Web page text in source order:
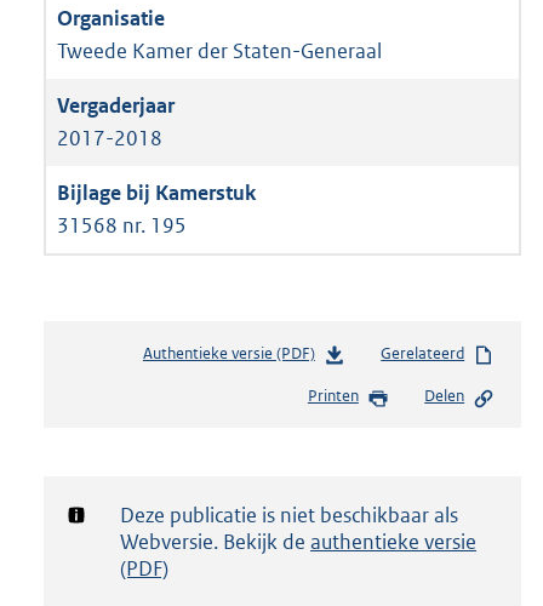
Tweede Kamer der Staten-Generaal
2017-2018
31568 nr. 195
Authentieke versie (PDF)b
s
d
g
Gerelateerd
Printen Delen
Notificatie:
Deze publicatie is niet beschikbaar als
Webversie. Bekijk de authentieke versie
(PDF)